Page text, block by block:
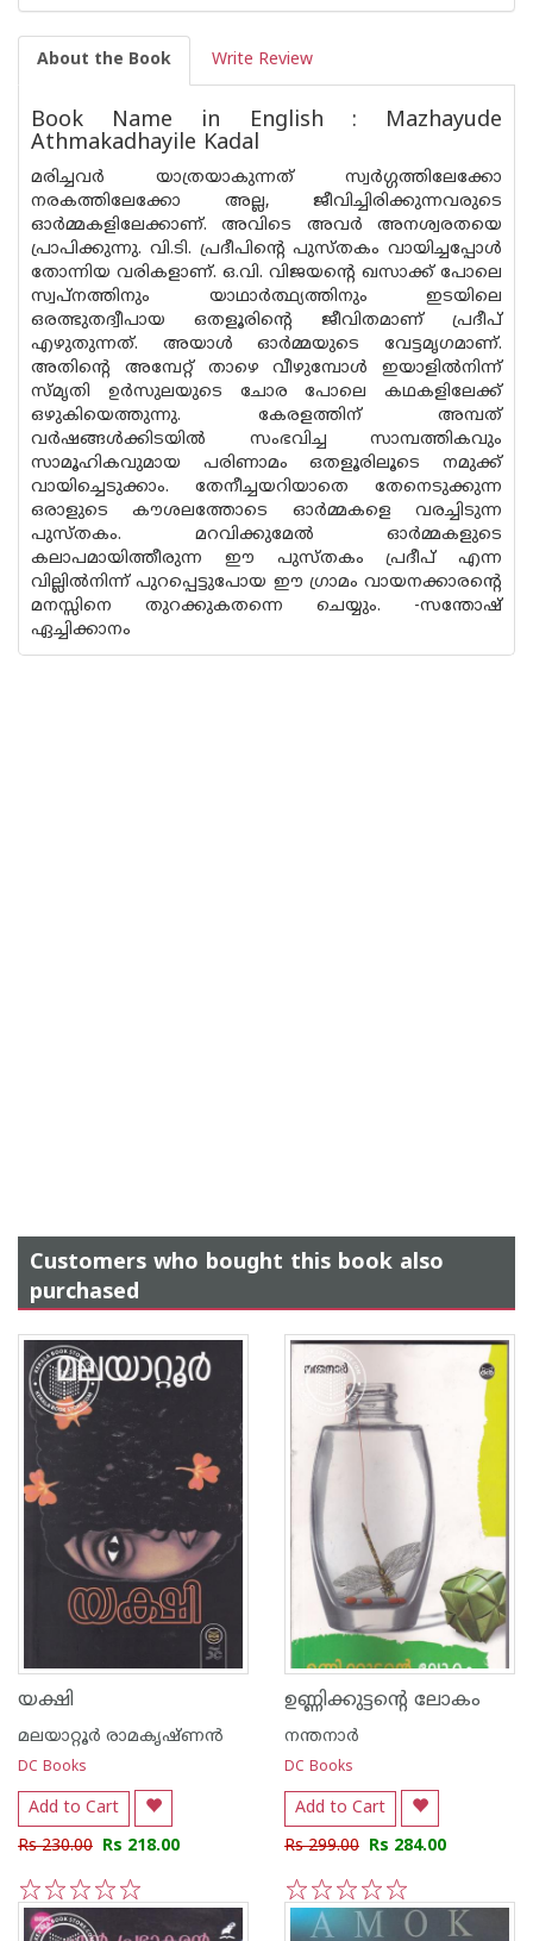
About the Book Write Review
Book Name in English : Mazhayude
Athmakadhayile Kadal
മരിച്ചവർ യാത്രയാകുന്നത് സ്വർഗ്ഗത്തിലേക്കോ
നരകത്തിലേക്കോ അല്ല, ജീവിച്ചിരിക്കുന്നവരുടെ
ഓർമ്മകളിലേക്കാണ്. അവിടെ അവർ അനശ്വരതയെ
പ്രാപിക്കുന്നു. വി.ടി. പ്രദീപിന്റെ പുസ്തകം വായിച്ചപ്പോൾ
തോന്നിയ വരികളാണ്. ഒ.വി. വിജയന്റെ ഖസാക്ക് പോലെ
സ്വപ്നത്തിനും യാഥാർത്ഥ്യത്തിനും ഇടയിലെ
ഒരത്ഭുതദ്വീപായ ഒതളൂരിന്റെ ജീവിതമാണ് പ്രദീപ്
എഴുതുന്നത്. അയാൾ ഓർമ്മയുടെ വേട്ടമൃഗമാണ്.
അതിന്റെ അമ്പേറ്റ് താഴെ വീഴുമ്പോൾ ഇയാളിൽനിന്ന്
സ്മൃതി ഉർസുലയുടെ ചോര പോലെ കഥകളിലേക്ക്
ഒഴുകിയെത്തുന്നു. കേരളത്തിന് അമ്പത്
വർഷങ്ങൾക്കിടയിൽ സംഭവിച്ച സാമ്പത്തികവും
സാമൂഹികവുമായ പരിണാമം ഒതളൂരിലൂടെ നമുക്ക്
വായിച്ചെടുക്കാം. തേനീച്ചയറിയാതെ തേനെടുക്കുന്ന
ഒരാളുടെ കൗശലത്തോടെ ഓർമ്മകളെ വരച്ചിടുന്ന
പുസ്തകം. മറവിക്കുമേൽ ഓർമ്മകളുടെ
കലാപമായിത്തീരുന്ന ഈ പുസ്തകം പ്രദീപ് എന്ന
വില്ലിൽനിന്ന് പുറപ്പെട്ടുപോയ ഈ ഗ്രാമം വായനക്കാരന്റെ
മനസ്സിനെ തുറക്കുകതന്നെ ചെയ്യും. -സന്തോഷ്
ഏച്ചിക്കാനം
Customers who bought this book also
purchased
യക്ഷി
മലയാറ്റൂര്‍ രാമകൃഷ്ണന്‍
DC Books
Add to Cart
Rs 230.00 Rs 218.00
5
4
3
2
1
ഉണ്ണിക്കുട്ടന്റെ ലോകം
നന്തനാര്‍
DC Books
Add to Cart
Rs 299.00 Rs 284.00
5
4
3
2
1